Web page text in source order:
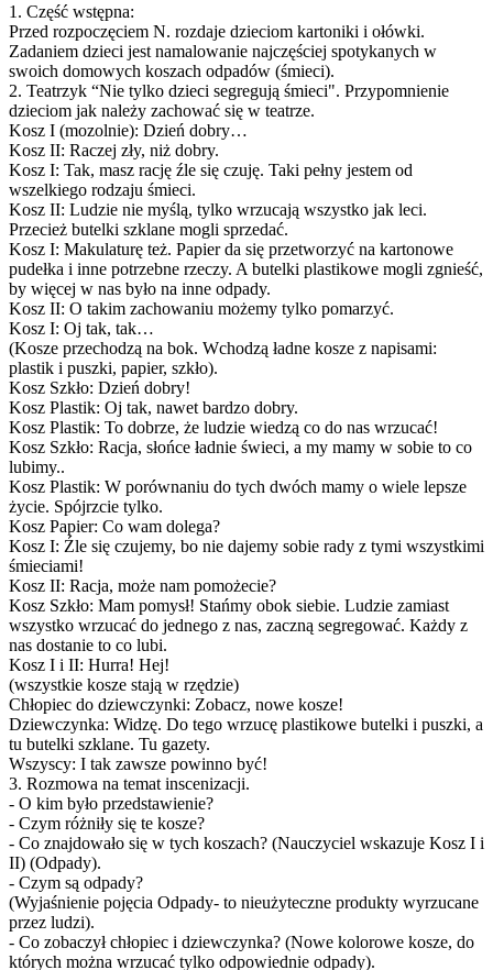
1. Część wstępna:
Przed rozpoczęciem N. rozdaje dzieciom kartoniki i ołówki.
Zadaniem dzieci jest namalowanie najczęściej spotykanych w
swoich domowych koszach odpadów (śmieci).
2. Teatrzyk “Nie tylko dzieci segregują śmieci". Przypomnienie
dzieciom jak należy zachować się w teatrze.
Kosz I (mozolnie): Dzień dobry…
Kosz II: Raczej zły, niż dobry.
Kosz I: Tak, masz rację źle się czuję. Taki pełny jestem od
wszelkiego rodzaju śmieci.
Kosz II: Ludzie nie myślą, tylko wrzucają wszystko jak leci.
Przecież butelki szklane mogli sprzedać.
Kosz I: Makulaturę też. Papier da się przetworzyć na kartonowe
pudełka i inne potrzebne rzeczy. A butelki plastikowe mogli zgnieść,
by więcej w nas było na inne odpady.
Kosz II: O takim zachowaniu możemy tylko pomarzyć.
Kosz I: Oj tak, tak…
(Kosze przechodzą na bok. Wchodzą ładne kosze z napisami:
plastik i puszki, papier, szkło).
Kosz Szkło: Dzień dobry!
Kosz Plastik: Oj tak, nawet bardzo dobry.
Kosz Plastik: To dobrze, że ludzie wiedzą co do nas wrzucać!
Kosz Szkło: Racja, słońce ładnie świeci, a my mamy w sobie to co
lubimy..
Kosz Plastik: W porównaniu do tych dwóch mamy o wiele lepsze
życie. Spójrzcie tylko.
Kosz Papier: Co wam dolega?
Kosz I: Źle się czujemy, bo nie dajemy sobie rady z tymi wszystkimi
śmieciami!
Kosz II: Racja, może nam pomożecie?
Kosz Szkło: Mam pomysł! Stańmy obok siebie. Ludzie zamiast
wszystko wrzucać do jednego z nas, zaczną segregować. Każdy z
nas dostanie to co lubi.
Kosz I i II: Hurra! Hej!
(wszystkie kosze stają w rzędzie)
Chłopiec do dziewczynki: Zobacz, nowe kosze!
Dziewczynka: Widzę. Do tego wrzucę plastikowe butelki i puszki, a
tu butelki szklane. Tu gazety.
Wszyscy: I tak zawsze powinno być!
3. Rozmowa na temat inscenizacji.
- O kim było przedstawienie?
- Czym różniły się te kosze?
- Co znajdowało się w tych koszach? (Nauczyciel wskazuje Kosz I i
II) (Odpady).
- Czym są odpady?
(Wyjaśnienie pojęcia Odpady- to nieużyteczne produkty wyrzucane
przez ludzi).
- Co zobaczył chłopiec i dziewczynka? (Nowe kolorowe kosze, do
których można wrzucać tylko odpowiednie odpady).